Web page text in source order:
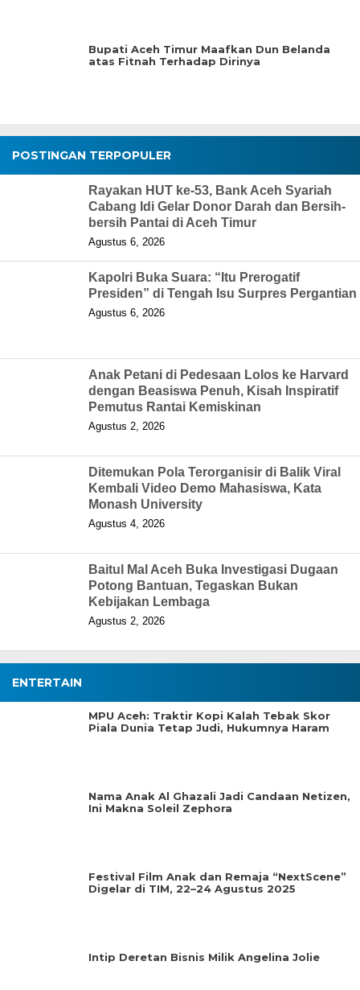
Bupati Aceh Timur Maafkan Dun Belanda
atas Fitnah Terhadap Dirinya
POSTINGAN TERPOPULER
Rayakan HUT ke-53, Bank Aceh Syariah
Cabang Idi Gelar Donor Darah dan Bersih-
bersih Pantai di Aceh Timur
Agustus 6, 2026
Kapolri Buka Suara: “Itu Prerogatif
Presiden” di Tengah Isu Surpres Pergantian
Agustus 6, 2026
Anak Petani di Pedesaan Lolos ke Harvard
dengan Beasiswa Penuh, Kisah Inspiratif
Pemutus Rantai Kemiskinan
Agustus 2, 2026
Ditemukan Pola Terorganisir di Balik Viral
Kembali Video Demo Mahasiswa, Kata
Monash University
Agustus 4, 2026
Baitul Mal Aceh Buka Investigasi Dugaan
Potong Bantuan, Tegaskan Bukan
Kebijakan Lembaga
Agustus 2, 2026
ENTERTAIN
MPU Aceh: Traktir Kopi Kalah Tebak Skor
Piala Dunia Tetap Judi, Hukumnya Haram
Nama Anak Al Ghazali Jadi Candaan Netizen,
Ini Makna Soleil Zephora
Festival Film Anak dan Remaja “NextScene”
Digelar di TIM, 22–24 Agustus 2025
Intip Deretan Bisnis Milik Angelina Jolie